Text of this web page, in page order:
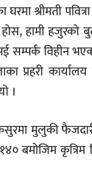
श्रीमती
हामी हजुरको
विहीन
प्रहरी
।
मुलुकी
बमोजिम कृत्रिम